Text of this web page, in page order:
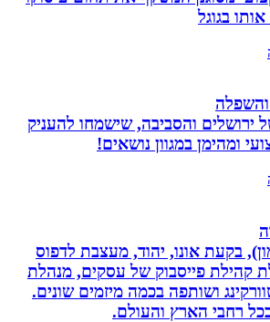
והסביבה, שישמחו להעניק
במגוון נושאים!
בקעת אונו, יהוד, מעצבת לדפוס
פייסבוק של עסקים, מנהלת
ושותפה בכמה מיזמים שונים.
רחבי הארץ והעולם.